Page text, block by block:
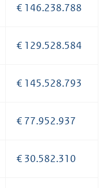
€ 146.238.788
€ 129.528.584
€ 145.528.793
€ 77.952.937
€ 30.582.310